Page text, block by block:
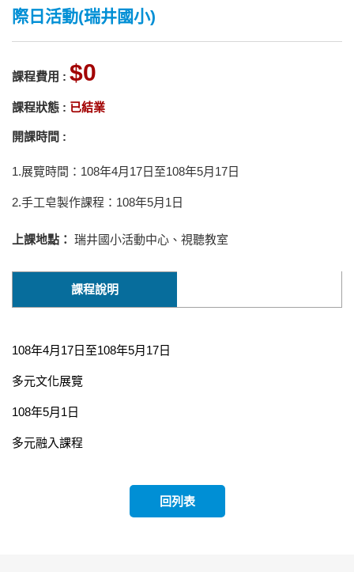
際日活動(瑞井國小)
課程費用 : 0
課程狀態 : 已結業
開課時間 :
1.展覽時間：108年4月17日至108年5月17日
2.手工皂製作課程：108年5月1日
上課地點： 瑞井國小活動中心、視聽教室
課程說明
108年4月17日至108年5月17日
多元文化展覽
108年5月1日
多元融入課程
回列表